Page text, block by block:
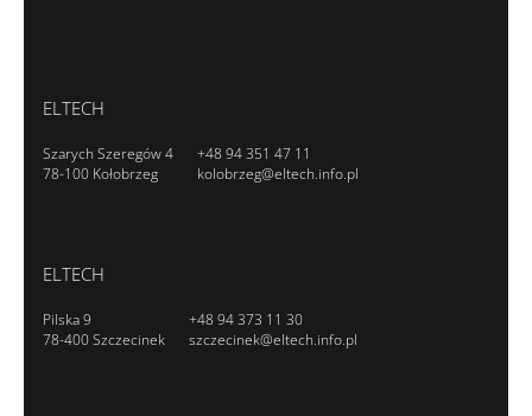
ELTECH
Szarych Szeregów 4
78-100 Kołobrzeg
+48 94 351 47 11
kolobrzeg@eltech.info.pl
ELTECH
Pilska 9
78-400 Szczecinek
+48 94 373 11 30
szczecinek@eltech.info.pl